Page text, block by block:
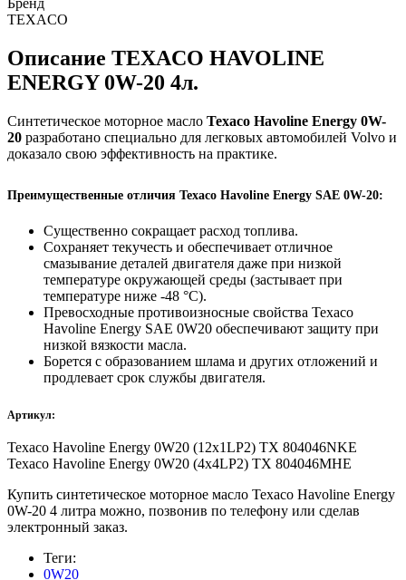
Бренд
TEXACO
Описание TEXACO HAVOLINE
ENERGY 0W-20 4л.
Синтетическое моторное масло Texaco Havoline Energy 0W-
20 разработано специально для легковых автомобилей Volvo и
доказало свою эффективность на практике.
Преимущественные отличия Texaco Havoline Energy SAE 0W-20:
Существенно сокращает расход топлива.
Сохраняет текучесть и обеспечивает отличное
смазывание деталей двигателя даже при низкой
температуре окружающей среды (застывает при
температуре ниже -48 °С).
Превосходные противоизносные свойства Texaco
Havoline Energy SAE 0W20 обеспечивают защиту при
низкой вязкости масла.
Борется с образованием шлама и других отложений и
продлевает срок службы двигателя.
Артикул:
Texaco Havoline Energy 0W20 (12x1LP2) TX 804046NKE
Texaco Havoline Energy 0W20 (4x4LP2) TX 804046MHE
Купить синтетическое моторное масло Texaco Havoline Energy
0W-20 4 литра можно, позвонив по телефону или сделав
электронный заказ.
Теги:
0W20